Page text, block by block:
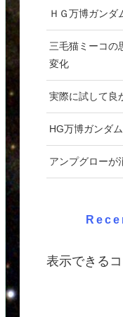
ＨＧ万博ガン
三毛猫ミーコ
変化
実際に試して
HG万博ガンダ
アンプグロー
表示できる